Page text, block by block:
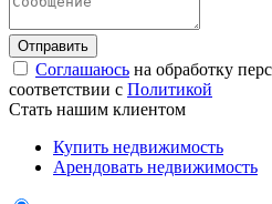
Соглашаюсь на обработку
соответствии с Политикой
Стать нашим клиентом
Купить недвижимость
Арендовать недвижимость